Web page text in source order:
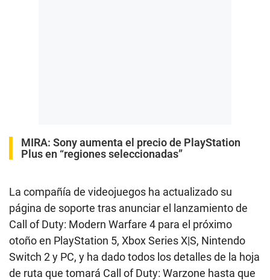
MIRA: Sony aumenta el precio de PlayStation
Plus en “regiones seleccionadas”
La compañía de videojuegos ha actualizado su
página de soporte tras anunciar el lanzamiento de
Call of Duty: Modern Warfare 4 para el próximo
otoño en PlayStation 5, Xbox Series X|S, Nintendo
Switch 2 y PC, y ha dado todos los detalles de la hoja
de ruta que tomará Call of Duty: Warzone hasta que